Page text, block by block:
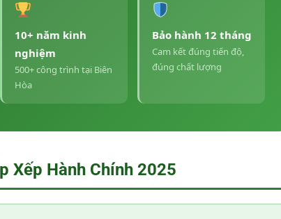
10+ năm kinh
nghiệm
500+ công trình tại Biên
Hòa
Bảo hành 12 tháng
Cam kết đúng tiến độ,
đúng chất lượng
Xếp Hành Chính 2025